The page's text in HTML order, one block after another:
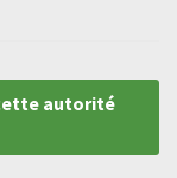
autorité